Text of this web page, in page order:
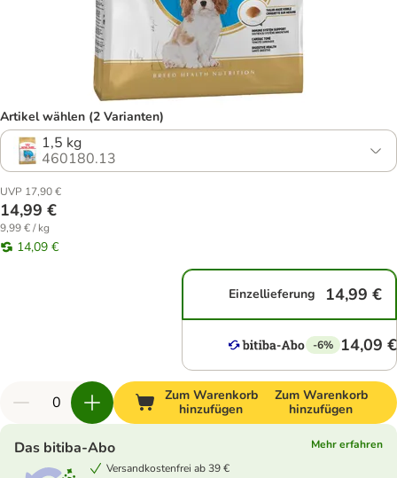
Artikel wählen (2 Varianten)
1,5 kg
460180.13
UVP 17,90 €
14,99 €
9,99 € / kg
14,09 €
Einzellieferung 14,99 €
-6% 14,09 €
Zum Warenkorb
hinzufügen
Zum Warenkorb
hinzufügen
Das bitiba-Abo
Mehr erfahren
Versandkostenfrei ab 39 €